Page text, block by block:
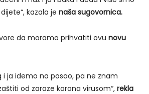
kazala je naša sugovornica.
da moramo prihvatiti ovu novu
i ja idemo na posao, pa ne znam
od zaraze korona virusom“, rekla